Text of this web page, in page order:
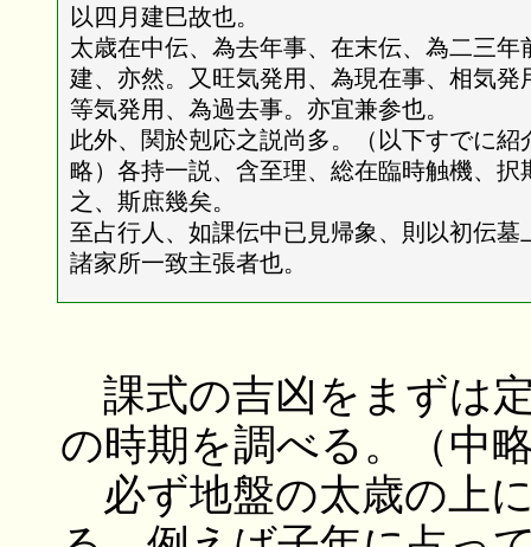
以四月建巳故也。
太歳在中伝、為去年事、在末伝、為二三年
建、亦然。又旺気発用、為現在事、相気発
等気発用、為過去事。亦宜兼参也。
此外、関於剋応之説尚多。（以下すでに紹
略）各持一説、含至理、総在臨時触機、択
之、斯庶幾矣。
至占行人、如課伝中已見帰象、則以初伝墓
諸家所一致主張者也。
課式の吉凶をまずは
の時期を調べる。（中
必ず地盤の太歳の上